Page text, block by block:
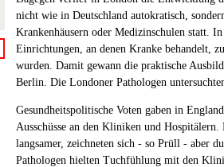
nicht wie in Deutschland autokratisch,
Krankenhäusern oder Medizinschulen statt.
Einrichtungen, an denen Kranke behandelt,
wurden. Damit gewann die praktische
Berlin. Die Londoner Pathologen
Gesundheitspolitische Voten gaben in
Ausschüsse an den Kliniken und
langsamer, zeichneten sich - so Prüll - aber
Pathologen hielten Tuchfühlung mit den